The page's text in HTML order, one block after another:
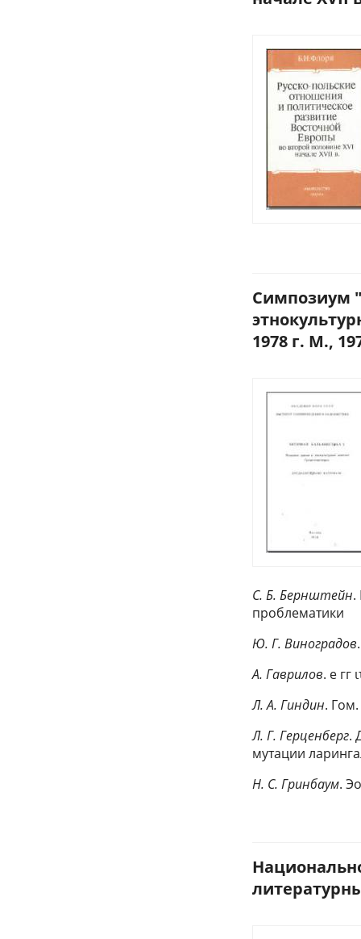
Симпозиум
1978 г. М.,
С. Б. Бернштейн.
проблематики
Ю. Г. Виноградов
А. Гаврилов. е гг
Л. А. Гиндин. Гом.
Л. Г. Герценберг.
мутации
Н. С. Гринбаум.